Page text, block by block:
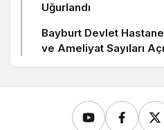
Uğurlandı
Bayburt Devlet
ve Ameliyat Sayıları